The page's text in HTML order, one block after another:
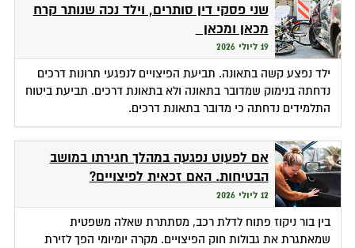
שני פסקי דין סותרים, וילד נכה שנותר קרח
מכאן ומכאן
19 ליולי 2026
ילד נפצע קשה בתאונה. תביעת הפיצויים לנפגעי תרונות דרכים
נדחתה בנימוק שמדובר בתאונה ולא בתאונת דרכים. תביעת ביטוח
התלמידים נדחתה כי מדובר בתאונת דרכים.
אם לפעוט נפגעה במהלך חגירתו במושב
הבטיחות. האם זכאית לפיצויים?
12 ליולי 2026
בין בור ניקוז פתוח לדלת רכב, מסתתרת שאלה משפטית
שמאתגרת את גבולות חוק הפיצויים. מקרה יומיומי הפך לזירת